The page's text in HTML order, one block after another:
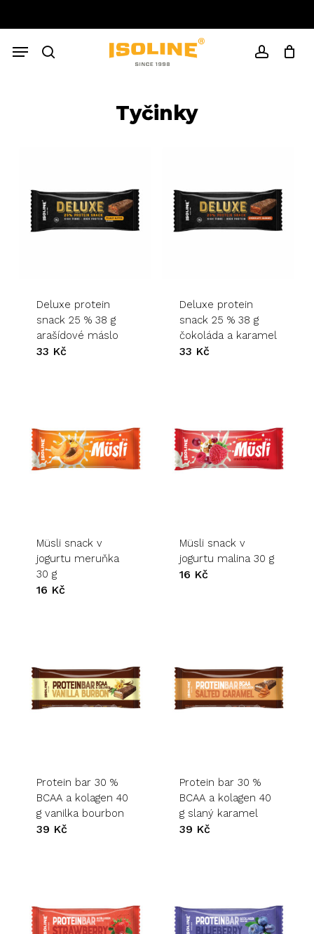
content
search account
Menu
Cart Close
Tyčinky
Deluxe protein
snack 25 % 38 g
arašídové máslo
33 Kč
Deluxe protein
snack 25 % 38 g
čokoláda a karamel
33 Kč
Müsli snack v
jogurtu meruňka
30 g
16 Kč
Müsli snack v
jogurtu malina 30 g
16 Kč
Protein bar 30 %
BCAA a kolagen 40
g vanilka bourbon
39 Kč
Protein bar 30 %
BCAA a kolagen 40
g slaný karamel
39 Kč